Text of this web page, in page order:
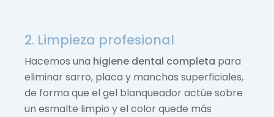
2. Limpieza profesional
Hacemos una higiene dental completa para
eliminar sarro, placa y manchas superficiales,
de forma que el gel blanqueador actúe sobre
un esmalte limpio y el color quede más